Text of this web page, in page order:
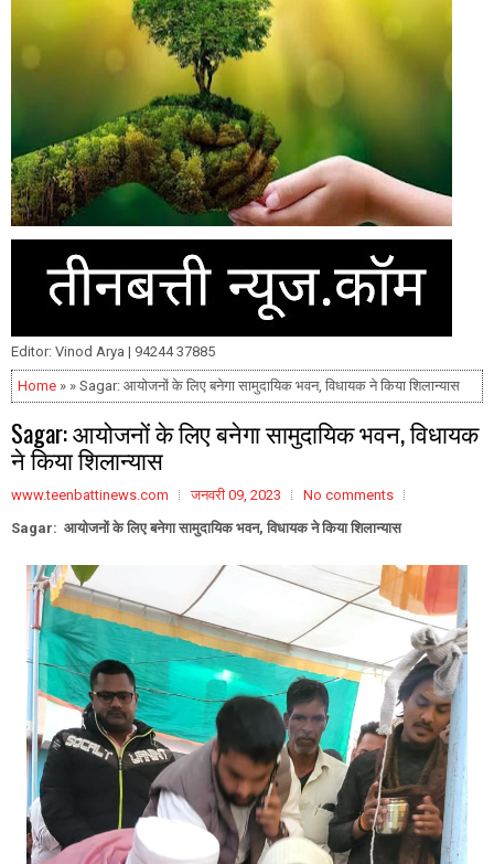
Editor: Vinod Arya | 94244 37885
Home » » Sagar: आयोजनों के लिए बनेगा सामुदायिक भवन, विधायक ने किया शिलान्यास
Sagar: आयोजनों के लिए बनेगा सामुदायिक भवन, विधायक
ने किया शिलान्यास
www.teenbattinews.com जनवरी 09, 2023
No comments
Sagar: आयोजनों के लिए बनेगा सामुदायिक भवन, विधायक ने किया शिलान्यास